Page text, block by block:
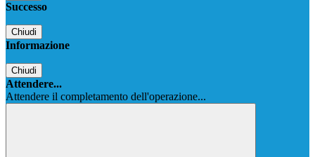
Successo
Chiudi
Informazione
Chiudi
Attendere...
Attendere il completamento dell'operazione...